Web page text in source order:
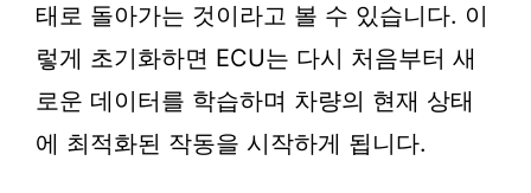
태로 돌아가는 것이라고 볼 수 있습니다. 이
렇게 초기화하면 ECU는 다시 처음부터 새
로운 데이터를 학습하며 차량의 현재 상태
에 최적화된 작동을 시작하게 됩니다.